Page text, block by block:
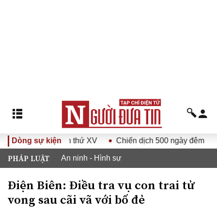
Dòng sự kiện
Nam lần thứ XV Chiến dịch 500 ngày đêm Kỷ
PHÁP LUẬT An ninh - Hình sự
Điện Biên: Điều tra vụ con trai tử
vong sau cãi vã với bố đẻ